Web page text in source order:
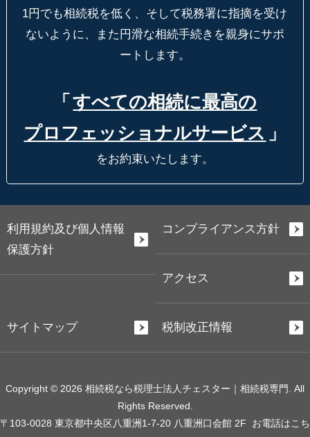
1円でも相続税を低く、そして税務署に指摘を受け
ないように、
また円滑な相続手続きを親身にサポ
ートします。
「 すべての相続に最高の
プロフェッショナルサービス 」
をお約束いたします。
利用規約及び個人情報
保護方針
コンプライアンス方針
アクセス
サイトマップ 税制改正情報
Copyright © 2026 相続税なら税理士法人チェスター｜相続税専門. All
Rights Reserved.
〒103-0028 東京都中央区八重洲1-7-20 八重洲口会館 2F お電話はこち